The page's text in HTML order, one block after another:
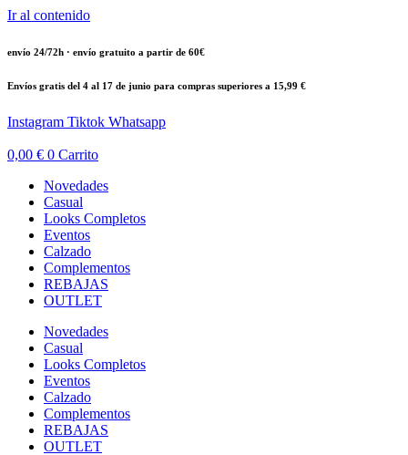
Ir al contenido
envío 24/72h · envío gratuito a partir de 60€
Envíos gratis del 4 al 17 de junio para compras superiores a 15,99 €
Instagram Tiktok Whatsapp
0,00 € 0 Carrito
Novedades
Casual
Looks Completos
Eventos
Calzado
Complementos
REBAJAS
OUTLET
Novedades
Casual
Looks Completos
Eventos
Calzado
Complementos
REBAJAS
OUTLET